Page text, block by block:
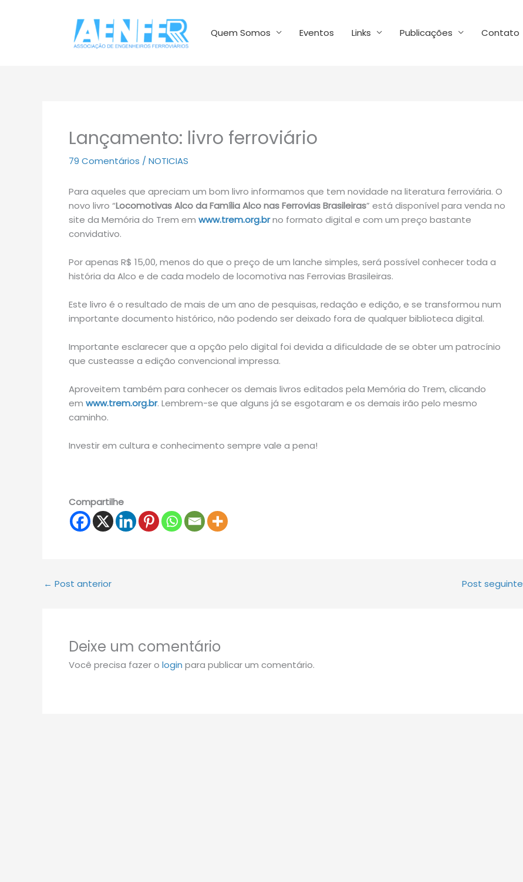
Quem Somos Eventos Links Publicações Contato
Lançamento: livro ferroviário
79 Comentários / NOTICIAS
Para aqueles que apreciam um bom livro informamos que tem novidade na literatura ferroviária. O
novo livro “Locomotivas Alco da Família Alco nas Ferrovias Brasileiras” está disponível para venda no
site da Memória do Trem em www.trem.org.brno formato digital e com um preço bastante
convidativo.
Por apenas R$ 15,00, menos do que o preço de um lanche simples, será possível conhecer toda a
história da Alco e de cada modelo de locomotiva nas Ferrovias Brasileiras.
Este livro é o resultado de mais de um ano de pesquisas, redação e edição, e se transformou num
importante documento histórico, não podendo ser deixado fora de qualquer biblioteca digital.
Importante esclarecer que a opção pelo digital foi devida a dificuldade de se obter um patrocínio
que custeasse a edição convencional impressa.
Aproveitem também para conhecer os demais livros editados pela Memória do Trem, clicando
em www.trem.org.br. Lembrem-se que alguns já se esgotaram e os demais irão pelo mesmo
caminho.
Investir em cultura e conhecimento sempre vale a pena!
Compartilhe
← Post anterior Post seguinte
Deixe um comentário
Você precisa fazer o login para publicar um comentário.